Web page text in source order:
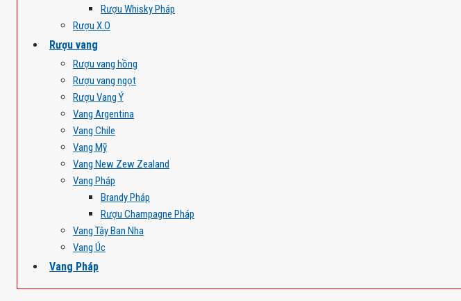
Rượu Whisky Pháp
Rượu X.O
Rượu vang
Rượu vang hồng
Rượu vang ngọt
Rượu Vang Ý
Vang Argentina
Vang Chile
Vang Mỹ
Vang New Zew Zealand
Vang Pháp
Brandy Pháp
Rượu Champagne Pháp
Vang Tây Ban Nha
Vang Úc
Vang Pháp